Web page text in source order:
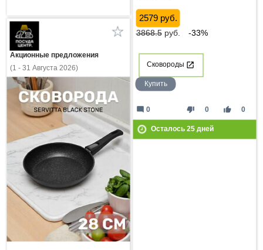
2579 руб.
3868.5руб. -33%
Сковороды
Купить
thumb_down 0 thumb_up 0
mode_comment 0
Осталось 25дней
Акционные предложения
(1 - 31 Августа 2026)